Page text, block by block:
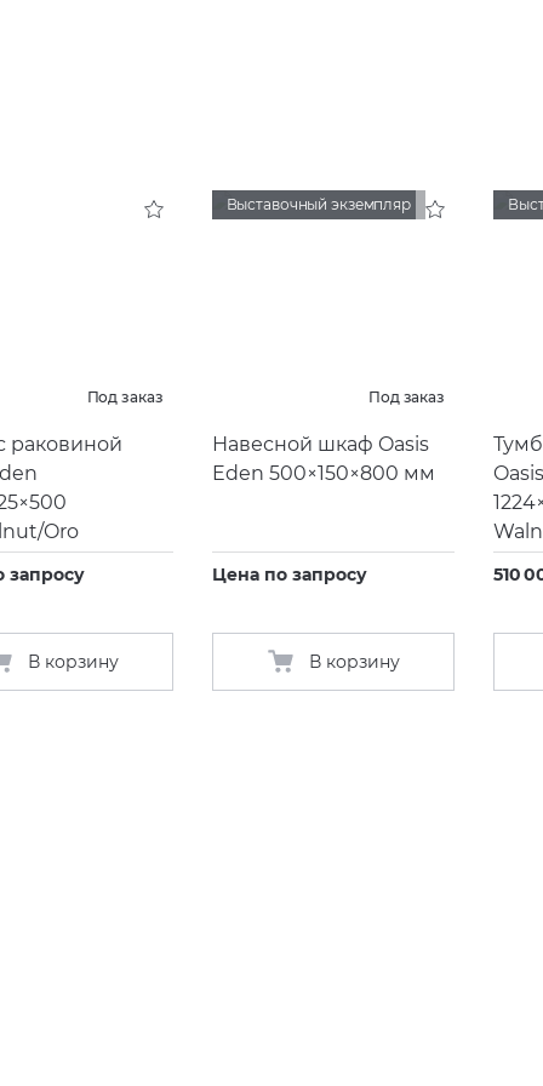
Под заказ
раковиной
Oro
запросу
В корзину
Выставочный экземпляр
Под заказ
Навесной шкаф Oasis
Eden 500×150×800 мм
Цена по запросу
В корзину
510